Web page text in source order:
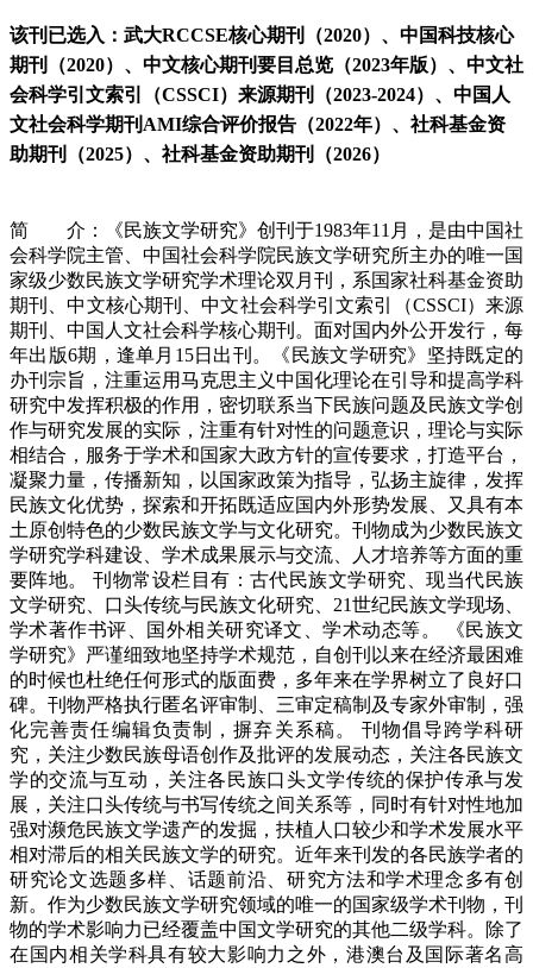
该刊已选入：武大RCCSE核心期刊（2020）、中国科技核心
期刊（2020）、中文核心期刊要目总览（2023年版）、中文社
会科学引文索引（CSSCI）来源期刊（2023-2024）、中国人
文社会科学期刊AMI综合评价报告（2022年）、社科基金资
助期刊（2025）、社科基金资助期刊（2026）
简 介：《民族文学研究》创刊于1983年11月，是由中国社
会科学院主管、中国社会科学院民族文学研究所主办的唯一国
家级少数民族文学研究学术理论双月刊，系国家社科基金资助
期刊、中文核心期刊、中文社会科学引文索引（CSSCI）来源
期刊、中国人文社会科学核心期刊。面对国内外公开发行，每
年出版6期，逢单月15日出刊。《民族文学研究》坚持既定的
办刊宗旨，注重运用马克思主义中国化理论在引导和提高学科
研究中发挥积极的作用，密切联系当下民族问题及民族文学创
作与研究发展的实际，注重有针对性的问题意识，理论与实际
相结合，服务于学术和国家大政方针的宣传要求，打造平台，
凝聚力量，传播新知，以国家政策为指导，弘扬主旋律，发挥
民族文化优势，探索和开拓既适应国内外形势发展、又具有本
土原创特色的少数民族文学与文化研究。刊物成为少数民族文
学研究学科建设、学术成果展示与交流、人才培养等方面的重
要阵地。 刊物常设栏目有：古代民族文学研究、现当代民族
文学研究、口头传统与民族文化研究、21世纪民族文学现场、
学术著作书评、国外相关研究译文、学术动态等。 《民族文
学研究》严谨细致地坚持学术规范，自创刊以来在经济最困难
的时候也杜绝任何形式的版面费，多年来在学界树立了良好口
碑。刊物严格执行匿名评审制、三审定稿制及专家外审制，强
化完善责任编辑负责制，摒弃关系稿。 刊物倡导跨学科研
究，关注少数民族母语创作及批评的发展动态，关注各民族文
学的交流与互动，关注各民族口头文学传统的保护传承与发
展，关注口头传统与书写传统之间关系等，同时有针对性地加
强对濒危民族文学遗产的发掘，扶植人口较少和学术发展水平
相对滞后的相关民族文学的研究。近年来刊发的各民族学者的
研究论文选题多样、话题前沿、研究方法和学术理念多有创
新。作为少数民族文学研究领域的唯一的国家级学术刊物，刊
物的学术影响力已经覆盖中国文学研究的其他二级学科。除了
在国内相关学科具有较大影响力之外，港澳台及国际著名高